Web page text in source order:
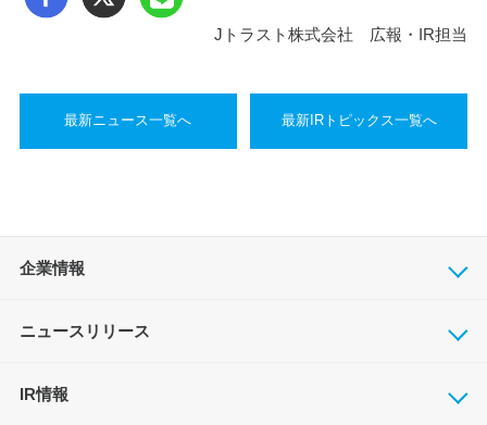
Jトラスト株式会社 広報・IR担当
最新ニュース一覧へ 最新IRトピックス一覧へ
企業情報
ニュースリリース
IR情報